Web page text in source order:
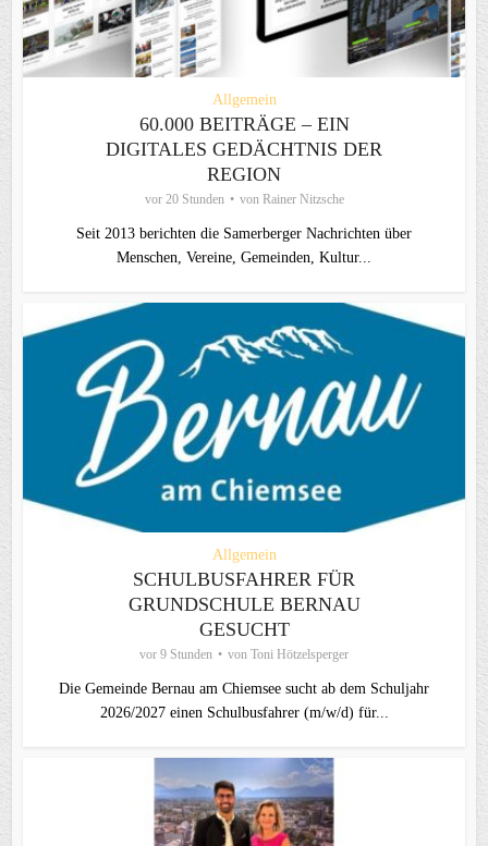
Allgemein
60.000 BEITRÄGE – EIN
DIGITALES GEDÄCHTNIS DER
REGION
vor 20 Stunden von Rainer Nitzsche
Seit 2013 berichten die Samerberger Nachrichten über
Menschen, Vereine, Gemeinden, Kultur...
Allgemein
SCHULBUSFAHRER FÜR
GRUNDSCHULE BERNAU
GESUCHT
vor 9 Stunden von Toni Hötzelsperger
Die Gemeinde Bernau am Chiemsee sucht ab dem Schuljahr
2026/2027 einen Schulbusfahrer (m/w/d) für...